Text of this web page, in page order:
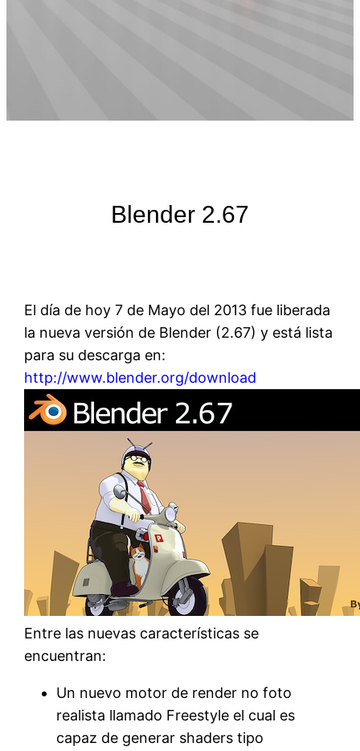
Blender 2.67
El día de hoy 7 de Mayo del 2013 fue liberada
la nueva versión de Blender (2.67) y está lista
para su descarga en:
http://www.blender.org/download
Entre las nuevas características se
encuentran:
Un nuevo motor de render no foto
realista llamado Freestyle el cual es
capaz de generar shaders tipo